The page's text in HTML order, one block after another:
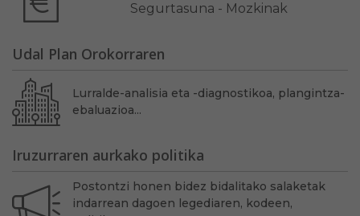
Segurtasuna - Mozkinak
Udal Plan Orokorraren
Lurralde-analisia eta -diagnostikoa, plangintza-
ebaluazioa...
Iruzurraren aurkako politika
Postontzi honen bidez bidalitako salaketak
indarrean dagoen legediaren, kodeen,